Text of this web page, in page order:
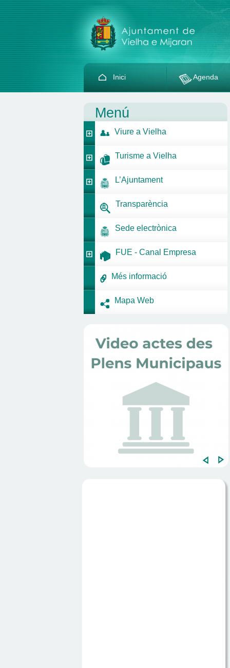
Inici Agenda
Menú
Viure a Vielha
Turisme a Vielha
L’Ajuntament
Transparència
Sede electrònica
FUE - Canal Empresa
Més informació
Mapa Web